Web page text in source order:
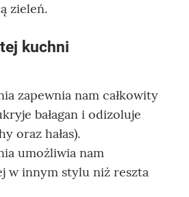
zieleń.
kuchni
zapewnia nam całkowity
bałagan i odizoluje
oraz hałas).
umożliwia nam
w innym stylu niż reszta